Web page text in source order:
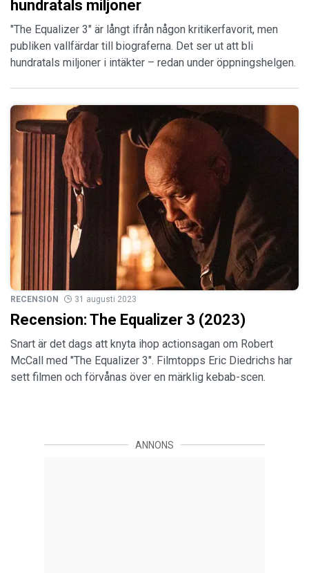
hundratals miljoner
"The Equalizer 3" är långt ifrån någon kritikerfavorit, men
publiken vallfärdar till biograferna. Det ser ut att bli
hundratals miljoner i intäkter – redan under öppningshelgen.
RECENSION 31 augusti 2023
Recension: The Equalizer 3 (2023)
Snart är det dags att knyta ihop actionsagan om Robert
McCall med "The Equalizer 3". Filmtopps Eric Diedrichs har
sett filmen och förvånas över en märklig kebab-scen.
ANNONS